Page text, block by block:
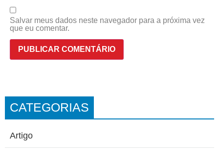
Salvar meus dados neste navegador para a próxima vez
que eu comentar.
CATEGORIAS
Artigo